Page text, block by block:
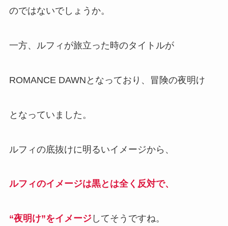
のではないでしょうか。
一方、ルフィが旅立った時のタイトルが
ROMANCE DAWNとなっており、冒険の夜明け
となっていました。
ルフィの底抜けに明るいイメージから、
ルフィのイメージは黒とは全く反対で、
“夜明け”をイメージしてそうですね。